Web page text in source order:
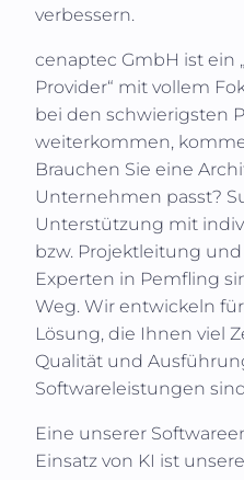
verbessern.
cenaptec GmbH ist ein
Provider“ mit vollem
bei den schwierigsten
weiterkommen,
Brauchen Sie eine
Unternehmen passt?
Unterstützung mit
bzw. Projektleitung
Experten in Pemfling
Weg. Wir entwickeln
Lösung, die Ihnen viel
Qualität und
Softwareleistungen
Eine unserer
Einsatz von KI ist